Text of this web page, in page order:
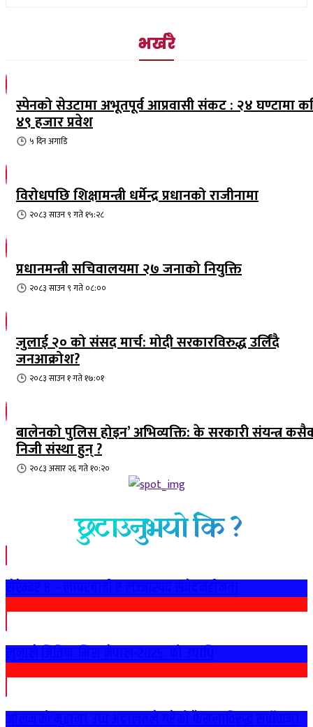
भर्खरै
स्पेनको सेउटामा अभूतपूर्व आप्रवासी संकट : २४ घण्टामा
४९ हजार प्रवेश
५ दिनअगाडि
विरोधपछि शिक्षामन्त्री धर्मेन्द्र प्रधानको राजीनामा
२०८३ साउन ९ गते १५:२८
प्रधानमन्त्री सचिवालयमा २७ जनाको नियुक्ति
२०८३ साउन ९ गते ०८:००
जुलाई २० को संसद मार्च: मोदी सरकारविरुद्ध उर्लिंदै
जनआक्रोश?
२०८३ साउन १ गते १७:०१
बालेनको पुलिस होइन’ अभिव्यक्ति: के सरकारी संयन्त्र
निजी संस्था हुन् ?
२०८३ असार २६ गते १०:२०
छुटाउनुभयो कि ?